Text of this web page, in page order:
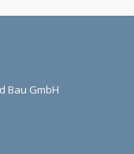
Bau GmbH